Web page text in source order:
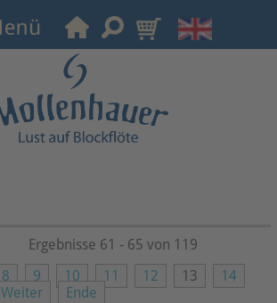
8 9 10 11 12 13
14
Weiter
Ende
Ergebnisse 61 - 65 von 119